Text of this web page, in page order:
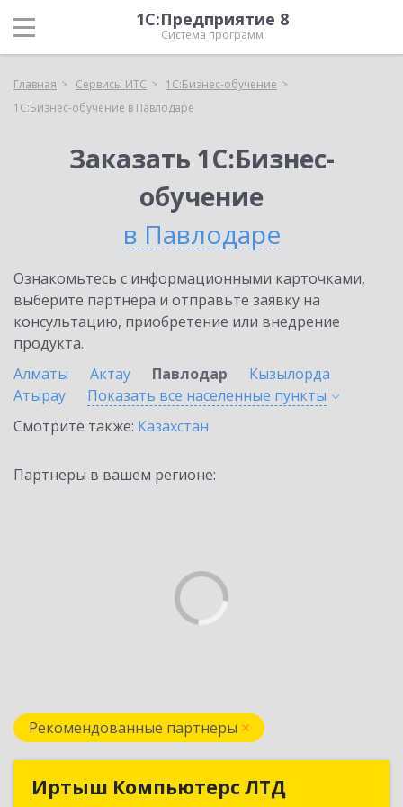
1С:Предприятие 8
Система программ
Главная Сервисы ИТС
1С:Бизнес-обучение
1С:Бизнес-обучение в Павлодаре
Заказать 1С:Бизнес-
обучение
в Павлодаре
Ознакомьтесь с информационными карточками,
выберите партнёра и отправьте заявку на
консультацию, приобретение или внедрение
продукта.
Алматы
Актау Павлодар
Кызылорда
Атырау
Показать все населенные пункты
Смотрите также: Казахстан
Партнеры в вашем регионе:
Рекомендованные партнеры
Иртыш Компьютерс ЛТД
Иртыш Компьютерс ЛТД